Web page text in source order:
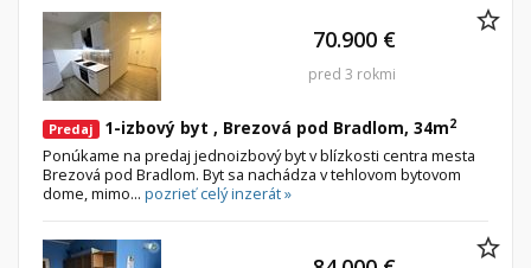
Myjava (okres)
Byt
Garsónky
Dvojgarsónky
1-izbové
2-izbové
Vila
Chalupa
Predaj 1-izbový byt , Brezová pod Bradlom, 34m2
Ponúkame na predaj jednoizbový byt v blízkosti centra mesta
Brezová pod Bradlom. Byt sa nachádza v tehlovom bytovom
dome, mimo... pozrieť celý inzerát »
70.900 €
pred 3 rokmi